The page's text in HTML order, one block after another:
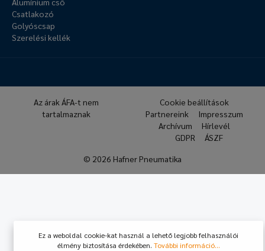
Csatlakozó
Golyóscsap
Szerelési kellék
© 2026 Hafner Pneumatika
Az árak ÁFA-t nem
tartalmaznak
Cookie beállítások
Partnereink
Impresszum
Archívum
Hírlevél
GDPR
ÁSZF
Ez a weboldal cookie-kat használ a lehető legjobb felhasználói
élmény biztosítása érdekében. További információ...